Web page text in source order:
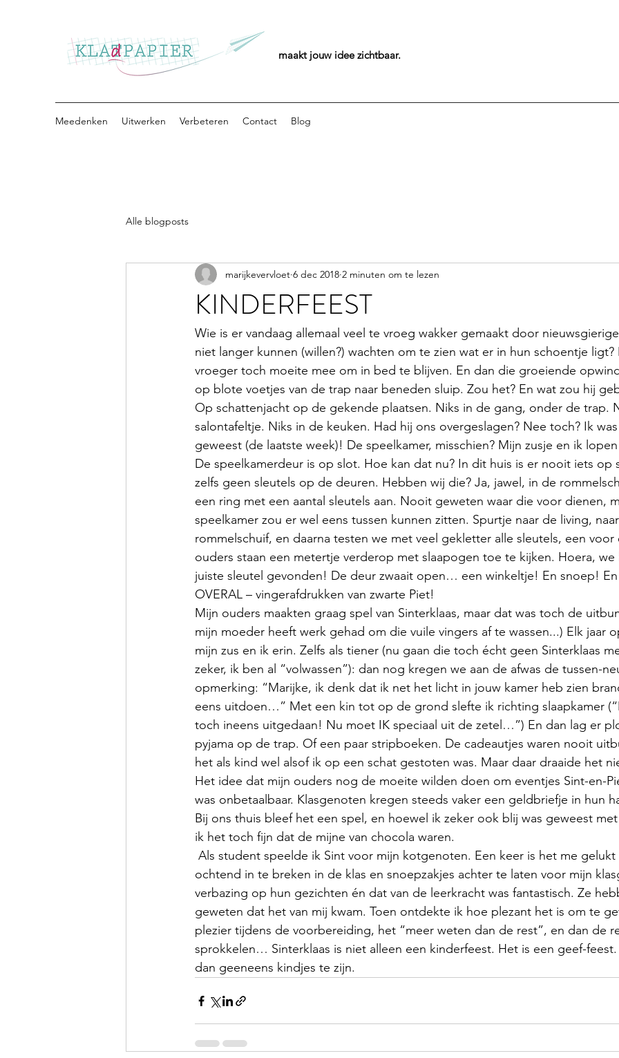
maakt jouw ideezichtbaar.
Meedenken Uitwerken Verbeteren Contact Blog
Alle blogposts
KINDERFEEST
marijkevervloet 6 dec 2018 2 minuten om te lezen
Wie is er vandaag allemaal veel te vroeg wakker gemaakt door
niet langer kunnen (willen?) wachten om te zien wat er in hun schoentje ligt?
vroeger toch moeite mee om in bed te blijven. En dan die groeiende
op blote voetjes van de trap naar beneden sluip. Zou het? En wat zou hij
Op schattenjacht op de gekende plaatsen. Niks in de gang, onder de trap.
salontafeltje. Niks in de keuken. Had hij ons overgeslagen? Nee toch? Ik
geweest (de laatste week)! De speelkamer, misschien? Mijn zusje en ik
De speelkamerdeur is op slot. Hoe kan dat nu? In dit huis is er nooit iets op
zelfs geen sleutels op de deuren. Hebben wij die? Ja, jawel, in de
een ring met een aantal sleutels aan. Nooit geweten waar die voor dienen,
speelkamer zou er wel eens tussen kunnen zitten. Spurtje naar de living,
rommelschuif, en daarna testen we met veel gekletter alle sleutels, een voor
ouders staan een metertje verderop met slaapogen toe te kijken. Hoera,
juiste sleutel gevonden! De deur zwaait open… een winkeltje! En snoep! En
OVERAL – vingerafdrukken van zwarte Piet!
Mijn ouders maakten graag spel van Sinterklaas, maar dat was toch de
mijn moeder heeft werk gehad om die vuile vingers af te wassen...) Elk jaar
mijn zus en ik erin. Zelfs als tiener (nu gaan die toch écht geen Sinterklaas
zeker, ik ben al “volwassen”): dan nog kregen we aan de afwas de tussen-
opmerking: “Marijke, ik denk dat ik net het licht in jouw kamer heb zien
eens uitdoen…” Met een kin tot op de grond slefte ik richting slaapkamer
toch ineens uitgedaan! Nu moet IK speciaal uit de zetel…”) En dan lag er
pyjama op de trap. Of een paar stripboeken. De cadeautjes waren nooit
het als kind wel alsof ik op een schat gestoten was. Maar daar draaide het
Het idee dat mijn ouders nog de moeite wilden doen om eventjes Sint-en-
was onbetaalbaar. Klasgenoten kregen steeds vaker een geldbriefje in hun
Bij ons thuis bleef het een spel, en hoewel ik zeker ook blij was geweest
ik het toch fijn dat de mijne van chocola waren.
ochtend in te breken in de klas en snoepzakjes achter te laten voor mijn
verbazing op hun gezichten én dat van de leerkracht was fantastisch. Ze
geweten dat het van mij kwam. Toen ontdekte ik hoe plezant het is om te
plezier tijdens de voorbereiding, het “meer weten dan de rest”, en dan de
sprokkelen… Sinterklaas is niet alleen een kinderfeest. Het is een geef-
dan geeneens kindjes te zijn.